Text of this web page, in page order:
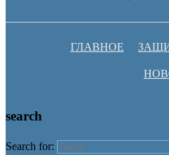
ГЛАВНОЕ
search
Search for: